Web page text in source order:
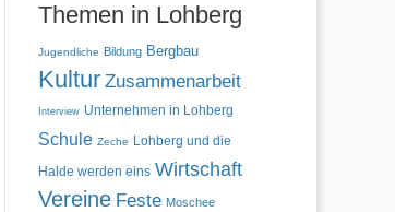
Themen in Lohberg
Jugendliche Bildung Bergbau
Kultur Zusammenarbeit
Interview Unternehmen in Lohberg
Schule Zeche
Lohberg und die
Halde werden eins Wirtschaft
Vereine Feste Moschee